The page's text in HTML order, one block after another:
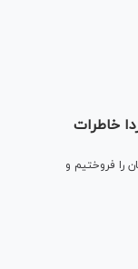
خاطرات
را فروختیم و